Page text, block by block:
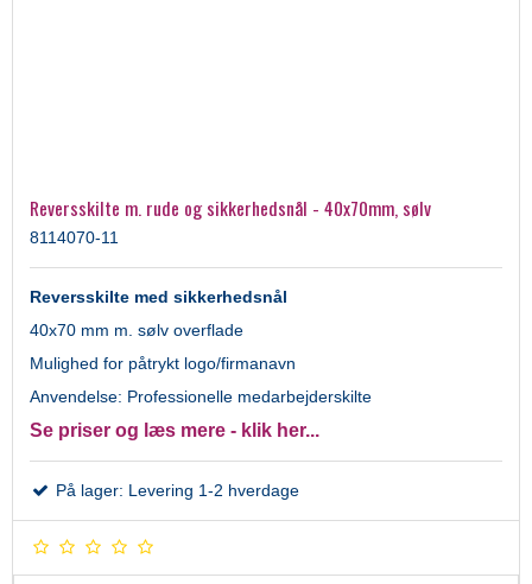
Reversskilte m. rude og sikkerhedsnål - 40x70mm, sølv
8114070-11
Reversskilte med sikkerhedsnål
40x70 mm m. sølv overflade
Mulighed for påtrykt logo/firmanavn
Anvendelse: Professionelle medarbejderskilte
Se priser og læs mere - klik her...
På lager: Levering 1-2 hverdage